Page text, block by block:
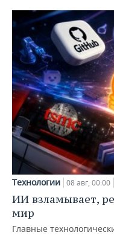
Технологии 08 авг, 00:00
ИИ взламывает,
мир
Главные